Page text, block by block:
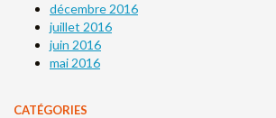
décembre 2016
juillet 2016
juin 2016
mai 2016
CATÉGORIES